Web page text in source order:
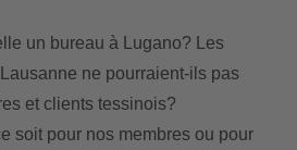
un bureau à Lugano? Les
ne pourraient-ils pas
et clients tessinois?
soit pour nos membres ou pour